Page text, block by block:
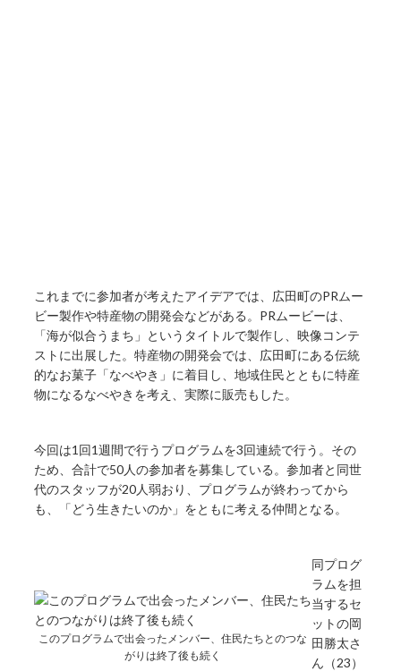
これまでに参加者が考えたアイデアでは、広田町のPRムー
ビー製作や特産物の開発会などがある。PRムービーは、
「海が似合うまち」というタイトルで製作し、映像コンテ
ストに出展した。特産物の開発会では、広田町にある伝統
的なお菓子「なべやき」に着目し、地域住民とともに特産
物になるなべやきを考え、実際に販売もした。
今回は1回1週間で行うプログラムを3回連続で行う。その
ため、合計で50人の参加者を募集している。参加者と同世
代のスタッフが20人弱おり、プログラムが終わってから
も、「どう生きたいのか」をともに考える仲間となる。
このプログラムで出会ったメンバー、住民たちとのつな
がりは終了後も続く
同プログ
ラムを担
当するセ
ットの岡
田勝太さ
ん（23）